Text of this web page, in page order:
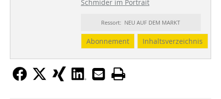
Schmider im Portrait
Ressort: NEU AUF DEM MARKT
Abonnement Inhaltsverzeichnis